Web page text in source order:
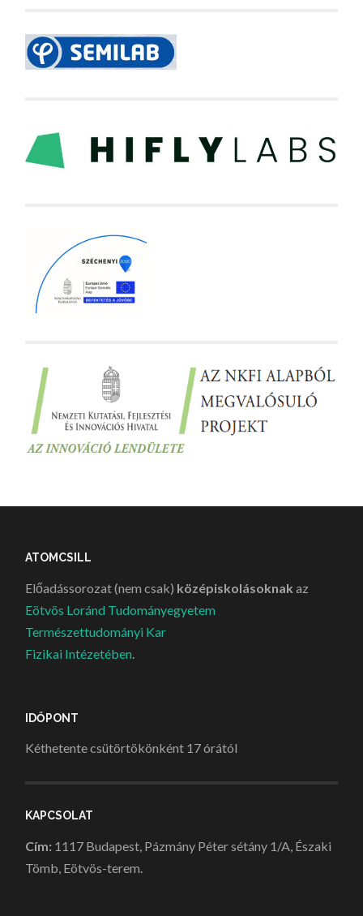
ATOMCSILL
Előadássorozat (nem csak) középiskolásoknak az
Eötvös Loránd Tudományegyetem
Természettudományi Kar
Fizikai Intézetében.
IDŐPONT
Kéthetente csütörtökönként 17 órától
KAPCSOLAT
Cím: 1117 Budapest, Pázmány Péter sétány 1/A, Északi
Tömb, Eötvös-terem.